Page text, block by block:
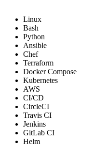
Linux
Bash
Python
Ansible
Chef
Terraform
Docker Compose
Kubernetes
AWS
CI/CD
CircleCI
Travis CI
Jenkins
GitLab CI
Helm